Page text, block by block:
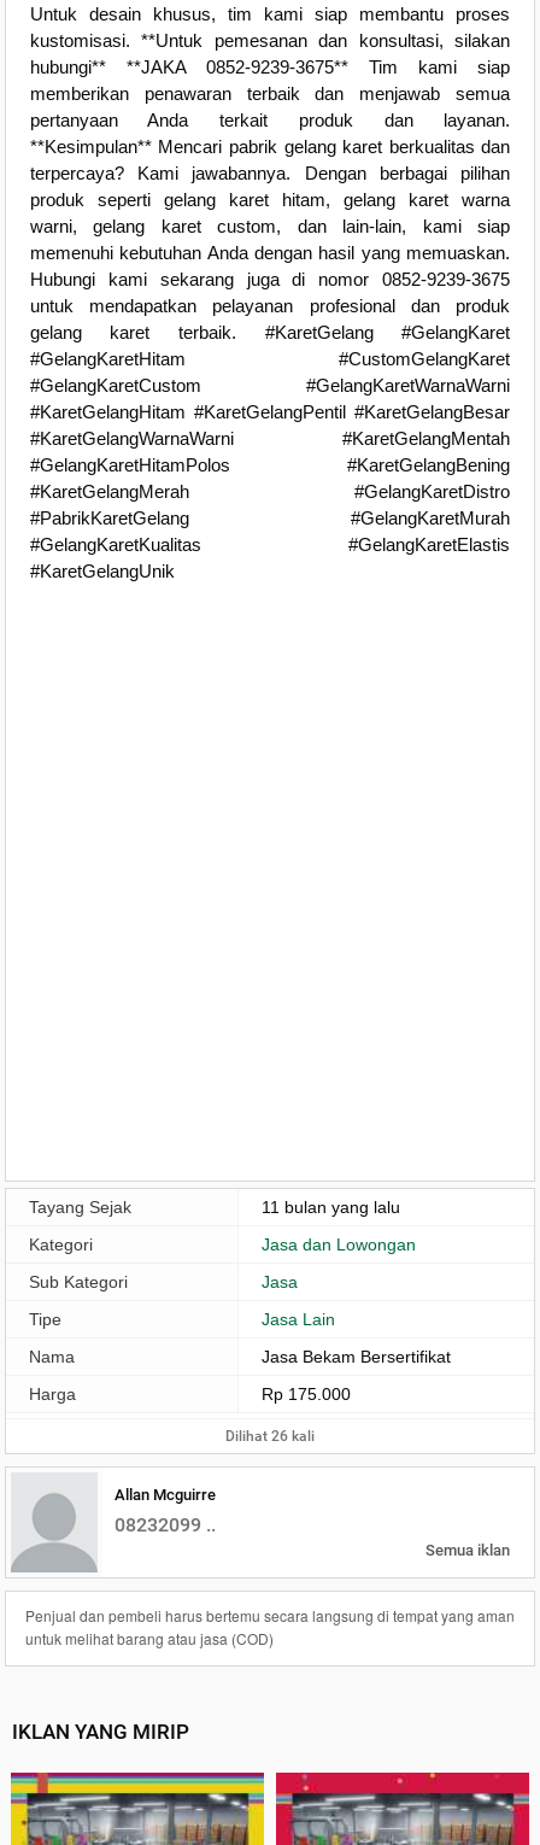
Untuk desain khusus, tim kami siap membantu proses
kustomisasi. **Untuk pemesanan dan konsultasi, silakan
hubungi** **JAKA 0852-9239-3675** Tim kami siap
memberikan penawaran terbaik dan menjawab semua
pertanyaan Anda terkait produk dan layanan.
**Kesimpulan** Mencari pabrik gelang karet berkualitas dan
terpercaya? Kami jawabannya. Dengan berbagai pilihan
produk seperti gelang karet hitam, gelang karet warna
warni, gelang karet custom, dan lain-lain, kami siap
memenuhi kebutuhan Anda dengan hasil yang memuaskan.
Hubungi kami sekarang juga di nomor 0852-9239-3675
untuk mendapatkan pelayanan profesional dan produk
gelang karet terbaik. #KaretGelang #GelangKaret
#GelangKaretHitam #CustomGelangKaret
#GelangKaretCustom #GelangKaretWarnaWarni
#KaretGelangHitam #KaretGelangPentil #KaretGelangBesar
#KaretGelangWarnaWarni #KaretGelangMentah
#GelangKaretHitamPolos #KaretGelangBening
#KaretGelangMerah #GelangKaretDistro
#PabrikKaretGelang #GelangKaretMurah
#GelangKaretKualitas #GelangKaretElastis
#KaretGelangUnik
Tayang Sejak
11 bulan yang lalu
Kategori
Jasa dan Lowongan
Sub Kategori
Jasa
Tipe
Jasa Lain
Nama
Jasa Bekam Bersertifikat
Harga
Rp 175.000
Dilihat 26 kali
Allan Mcguirre
08232099 ..
Semua iklan
Penjual dan pembeli harus bertemu secara langsung di tempat yang aman
untuk melihat barang atau jasa (COD)
IKLAN YANG MIRIP